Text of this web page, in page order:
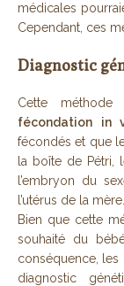
médicales
Cependant, ces
Diagnostic
Cette
fécondation in
fécondés et que
la boîte de Pétri,
l’embryon du
l’utérus de la mère.
Bien que cette
souhaité du
conséquence,
diagnostic